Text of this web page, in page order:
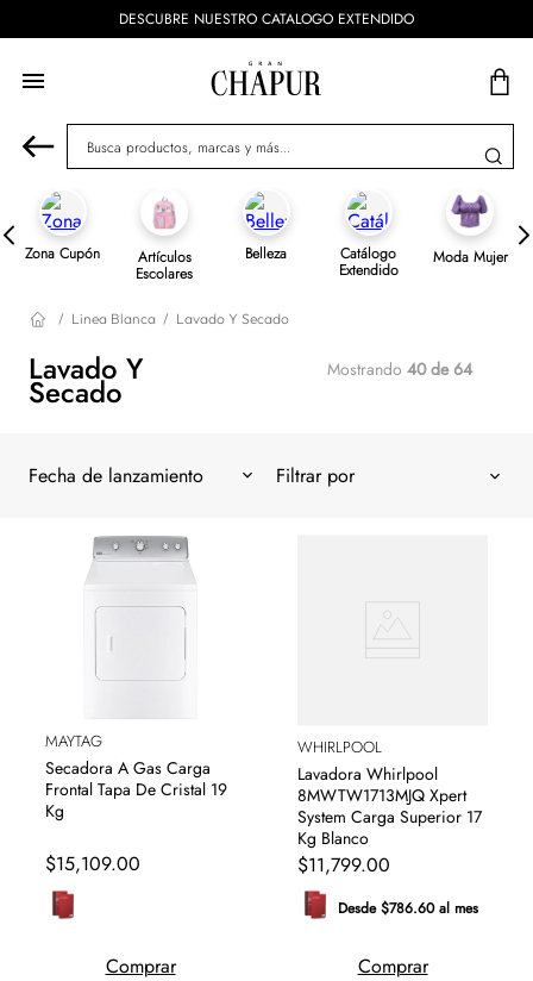
DESCUBRE NUESTRO CATALOGO EXTENDIDO
Busca productos, marcas y más...
Zona Cupón Artículos
Escolares
Belleza Catálogo
Extendido
Moda Mujer
Linea Blanca Lavado Y Secado
Lavado Y
Secado
Mostrando 40 de 64
Fecha de lanzamiento
MAYTAG
Secadora A Gas Carga
Frontal Tapa De Cristal 19
Kg
$15,109.00
Comprar
WHIRLPOOL
Lavadora Whirlpool
8MWTW1713MJQ Xpert
System Carga Superior 17
Kg Blanco
$11,799.00
Desde $786.60 al mes
Comprar